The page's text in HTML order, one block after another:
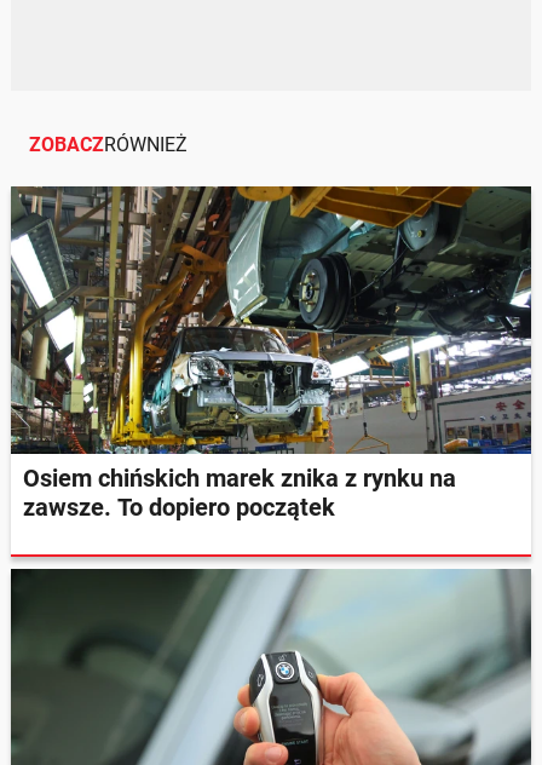
ZOBACZRÓWNIEŻ
Osiem chińskich marek znika z rynku na
zawsze. To dopiero początek